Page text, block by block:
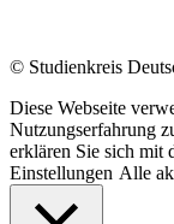
© Studienkreis
Diese Webseite
Nutzungserfahrung
erklären Sie sich mit
Einstellungen Alle